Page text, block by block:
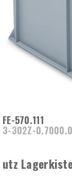
FE-570.111
3-302Z-
utz